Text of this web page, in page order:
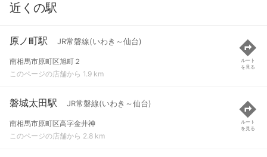
近くの駅
原ノ町駅 JR常磐線(いわき～仙台)
南相馬市原町区旭町２
このページの店舗から 1.9 km
ルート
を見る
磐城太田駅 JR常磐線(いわき～仙台)
南相馬市原町区高字金井神
このページの店舗から 2.8 km
ルート
を見る